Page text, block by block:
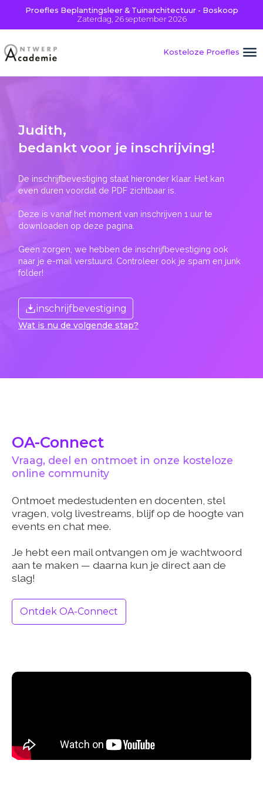
Proefles Beplantingsleer & Tuinarchitectuur - Boskoop
Zaterdag, 26 september 2026
Kosteloze Proefles
Judith,
bedankt voor je inschrijving!
De inschrijfbevestiging staat hieronder klaar. Het kan
even duren voordat de PDF zichtbaar is.
Deze is vanaf het moment van inschrijven 1 uur te
downloaden op deze pagina.
Geen zorgen, we hebben de inschrijfbevestiging ook
naar je e-mail verstuurd. Controleer ook je spam en junk
folder!
inschrijfbevestiging
Wat is nu de volgende stap?
OA-Connect
Vraag, deel en ontmoet in onze kosteloze
online community
Ontmoet medestudenten en docenten, stel
vragen, volg livestreams, blijf op de hoogte van
events en chat mee.
Je hebt een mail ontvangen om je wachtwoord
aan te maken — daarna kun je direct aan de
slag!
Ontdek OA-Connect